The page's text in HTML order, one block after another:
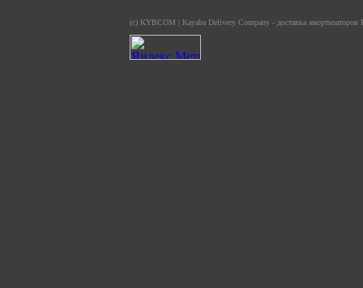
(c) KYBCOM | Kayaba Delivery Company - доставка амортизаторов